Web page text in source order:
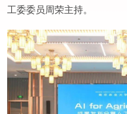
工委委员周荣主持。